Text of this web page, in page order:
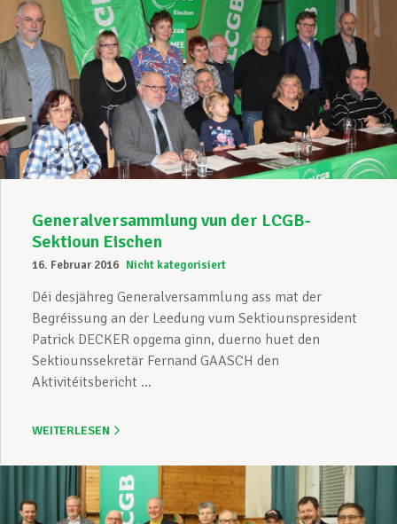
Generalversammlung vun der LCGB-
Sektioun Eischen
16. Februar 2016 Nicht kategorisiert
Déi desjähreg Generalversammlung ass mat der
Begréissung an der Leedung vum Sektiounspresident
Patrick DECKER opgema ginn, duerno huet den
Sektiounssekretär Fernand GAASCH den
Aktivitéitsbericht ...
WEITERLESEN